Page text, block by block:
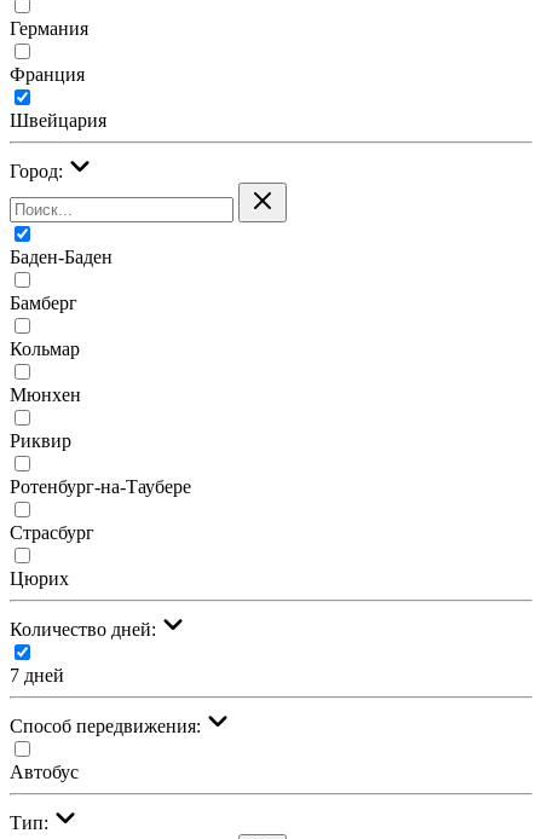
Германия
Франция
Швейцария
Город:
Баден-Баден
Бамберг
Кольмар
Мюнхен
Риквир
Ротенбург-на-Таубере
Страсбург
Цюрих
Количество дней:
7 дней
Cпособ передвижения:
Автобус
Тип: